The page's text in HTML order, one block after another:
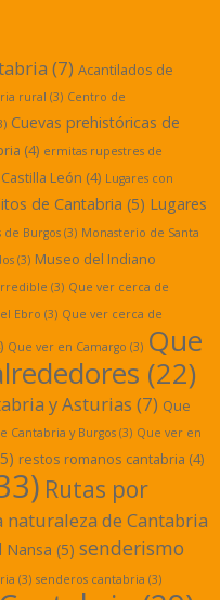
(7) Acantilados de
rural (3) Centro de
Cuevas prehistóricas de
(4) ermitas rupestres de
León (4) Lugares con
de Cantabria (5) Lugares
Burgos (3) Monasterio de Santa
(3) Museo del Indiano
(3) Que ver cerca de
Ebro (3) Que ver cerca de
Que ver en Camargo (3) Que
(22)
y Asturias (7) Que
Cantabria y Burgos (3) Que ver en
restos romanos cantabria (4)
Rutas por
naturaleza de Cantabria
Nansa (5) senderismo
(3) senderos cantabria (3)